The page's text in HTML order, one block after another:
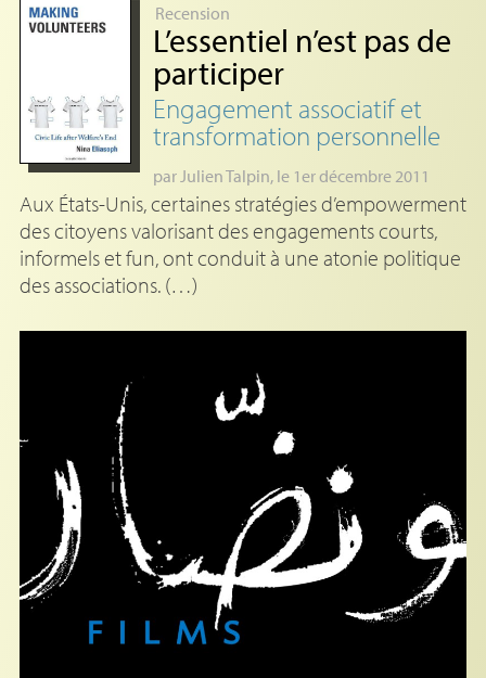
Recension
L’essentiel n’est pas de
participer
Engagement associatif et
transformation personnelle
par Julien Talpin, le 1er décembre 2011
Aux États-Unis, certaines stratégies d’empowerment
des citoyens valorisant des engagements courts,
informels et fun, ont conduit à une atonie politique
des associations. (…)